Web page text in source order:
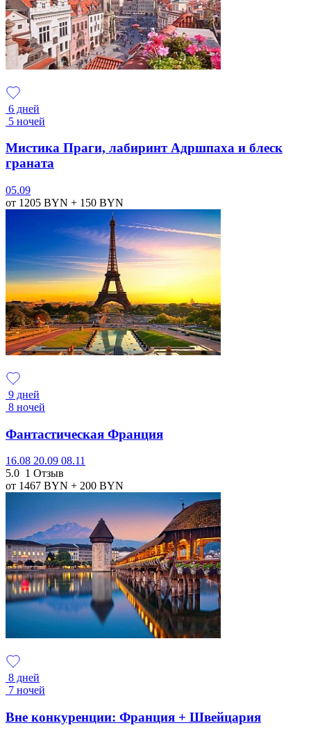
6 дней
5 ночей
Мистика Праги, лабиринт Адршпаха и блеск
граната
05.09
от 1205 BYN + 150 BYN
9 дней
8 ночей
Фантастическая Франция
16.08 20.09 08.11
5.0 1 Отзыв
от 1467 BYN + 200 BYN
8 дней
7 ночей
Вне конкуренции: Франция + Швейцария